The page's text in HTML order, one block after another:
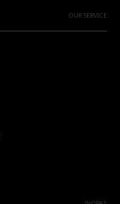
OUR SERVICE